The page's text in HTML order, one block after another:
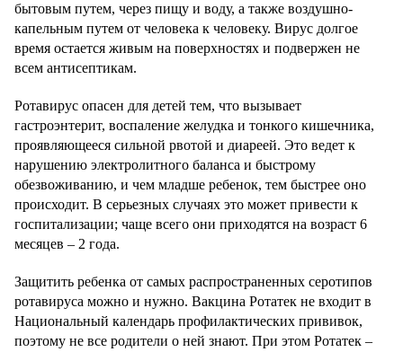
бытовым путем, через пищу и воду, а также воздушно-
капельным путем от человека к человеку. Вирус долгое
время остается живым на поверхностях и подвержен не
всем антисептикам.
Ротавирус опасен для детей тем, что вызывает
гастроэнтерит, воспаление желудка и тонкого кишечника,
проявляющееся сильной рвотой и диареей. Это ведет к
нарушению электролитного баланса и быстрому
обезвоживанию, и чем младше ребенок, тем быстрее оно
происходит. В серьезных случаях это может привести к
госпитализации; чаще всего они приходятся на возраст 6
месяцев – 2 года.
Защитить ребенка от самых распространенных серотипов
ротавируса можно и нужно. Вакцина Ротатек не входит в
Национальный календарь профилактических прививок,
поэтому не все родители о ней знают. При этом Ротатек –